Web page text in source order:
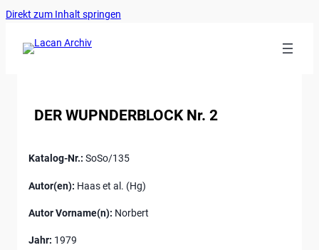
Direkt zum Inhalt springen
DER WUPNDERBLOCK Nr. 2
Katalog-Nr.: SoSo/135
Autor(en): Haas et al. (Hg)
Autor Vorname(n): Norbert
Jahr: 1979